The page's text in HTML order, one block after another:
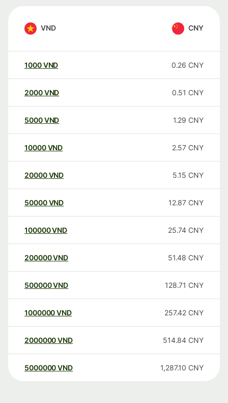
VND CNY
1000VND 0.26 CNY
2000VND 0.51 CNY
5000VND 1.29 CNY
10000 VND 2.57 CNY
20000 VND 5.15 CNY
50000 VND 12.87 CNY
100000VND 25.74 CNY
200000VND 51.48 CNY
500000VND 128.71 CNY
1000000VND 257.42 CNY
2000000VND 514.84 CNY
5000000VND 1,287.10 CNY